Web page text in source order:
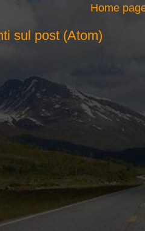
Home
sul post (Atom)